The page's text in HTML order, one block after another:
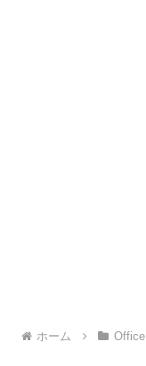
ホーム Office